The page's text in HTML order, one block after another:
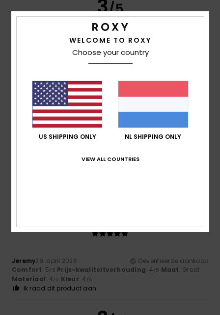
3/5
27. juni 2026
Geverifieerde aankoop
Unfortunately, it’s not an elastic band – it doesn’t stretch.
Materiaal: 5/5 Kleur: 5/5
4 /5
15. juni 2026
Geverifieerde aankoop
Jeremy28. april 2026
Geverifieerde aankoop
Comfort: 5/5 Prijs-kwaliteitverhouding: 4/5 Maat: Groot
Materiaal: 4/5 Kleur: 4 /5
Ik raad dit product aan
WELCOME TO ROXY
Choose your country
US SHIPPING ONLY NL SHIPPING ONLY
VIEW ALL COUNTRIES